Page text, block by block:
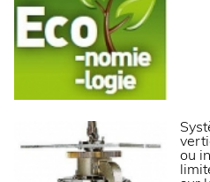
Poids brut (kg)
Informations
Système à couteau
optimale.
Étanchéité sur circuit
fuite sur le circuit
ou